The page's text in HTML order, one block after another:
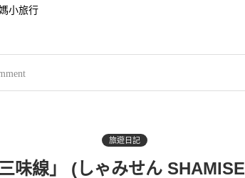
小旅行
旅遊日記
三味線」 (しゃみせん